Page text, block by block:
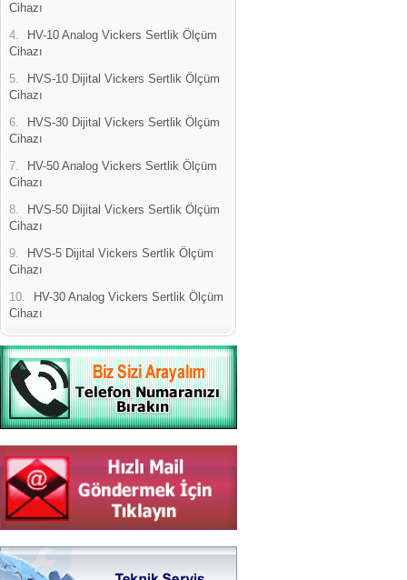
Cihazı
4.
HV-10 Analog Vickers Sertlik Ölçüm
Cihazı
5.
HVS-10 Dijital Vickers Sertlik Ölçüm
Cihazı
6.
HVS-30 Dijital Vickers Sertlik Ölçüm
Cihazı
7.
HV-50 Analog Vickers Sertlik Ölçüm
Cihazı
8.
HVS-50 Dijital Vickers Sertlik Ölçüm
Cihazı
9.
HVS-5 Dijital Vickers Sertlik Ölçüm
Cihazı
10.
HV-30 Analog Vickers Sertlik Ölçüm
Cihazı